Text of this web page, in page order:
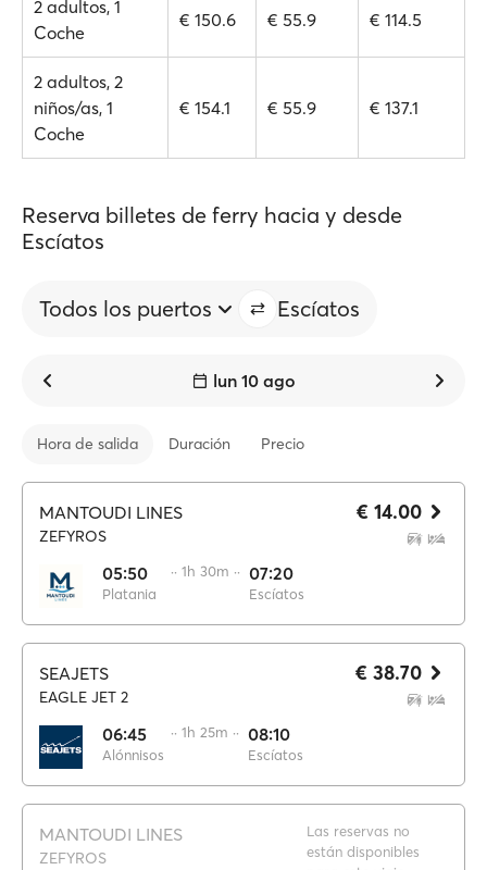
2 adultos, 1
Coche
€ 150.6 € 55.9 € 114.5
2 adultos, 2
niños/as, 1
Coche
€ 154.1 € 55.9 € 137.1
Reserva billetes de ferry hacia y desde
Escíatos
Todos los puertos Escíatos
lun 10 ago
Hora de salida Duración Precio
MANTOUDI LINES
ZEFYROS
05:50
Platania
·· 1h 30m ·· 07:20
Escíatos
€ 14.00
SEAJETS
EAGLE JET 2
06:45
Alónnisos
·· 1h 25m ·· 08:10
Escíatos
€ 38.70
MANTOUDI LINES
ZEFYROS
Las reservas no
están disponibles